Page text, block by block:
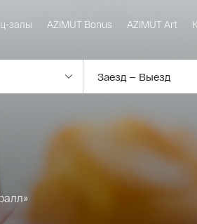
залы AZIMUT Bonus AZIMUT Art